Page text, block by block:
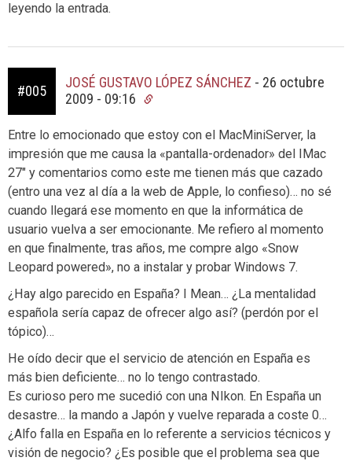
leyendo la entrada.
#005
JOSÉ GUSTAVO LÓPEZ SÁNCHEZ - 26 octubre
2009 - 09:16
Entre lo emocionado que estoy con el MacMiniServer, la
impresión que me causa la «pantalla-ordenador» del IMac
27″ y comentarios como este me tienen más que cazado
(entro una vez al día a la web de Apple, lo confieso)… no sé
cuando llegará ese momento en que la informática de
usuario vuelva a ser emocionante. Me refiero al momento
en que finalmente, tras años, me compre algo «Snow
Leopard powered», no a instalar y probar Windows 7.
¿Hay algo parecido en España? I Mean… ¿La mentalidad
española sería capaz de ofrecer algo así? (perdón por el
tópico)…
He oído decir que el servicio de atención en España es
más bien deficiente… no lo tengo contrastado.
Es curioso pero me sucedió con una NIkon. En España un
desastre… la mando a Japón y vuelve reparada a coste 0…
¿Alfo falla en España en lo referente a servicios técnicos y
visión de negocio? ¿Es posible que el problema sea que